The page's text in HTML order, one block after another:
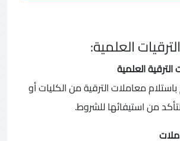
العلمية:
العلمية
معاملات الترقية من الكليات أو
من استيفائها للشروط.